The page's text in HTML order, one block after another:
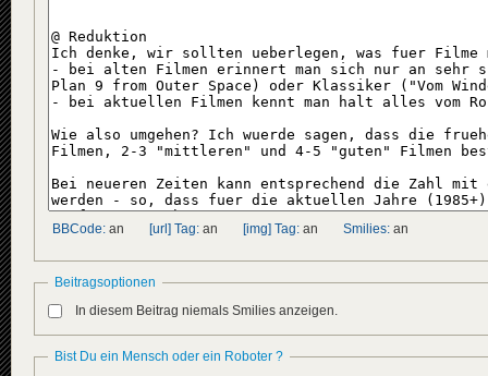
BBCode: an [url] Tag: an [img] Tag: an Smilies: an
Beitragsoptionen
In diesem Beitrag niemals Smilies anzeigen.
Bist Du ein Mensch oder ein Roboter ?